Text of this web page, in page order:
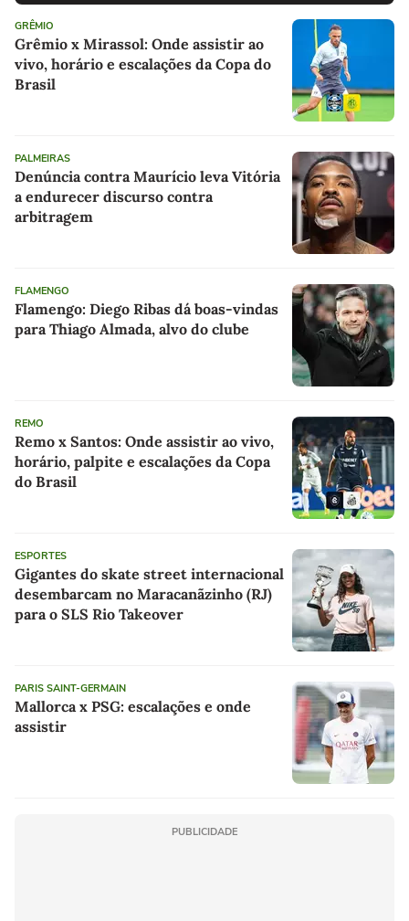
GRÊMIO
Grêmio x Mirassol: Onde assistir ao
vivo, horário e escalações da Copa do
Brasil
PALMEIRAS
Denúncia contra Maurício leva Vitória
a endurecer discurso contra
arbitragem
FLAMENGO
Flamengo: Diego Ribas dá boas-vindas
para Thiago Almada, alvo do clube
REMO
Remo x Santos: Onde assistir ao vivo,
horário, palpite e escalações da Copa
do Brasil
ESPORTES
Gigantes do skate street internacional
desembarcam no Maracanãzinho (RJ)
para o SLS Rio Takeover
PARIS SAINT-GERMAIN
Mallorca x PSG: escalações e onde
assistir
PUBLICIDADE